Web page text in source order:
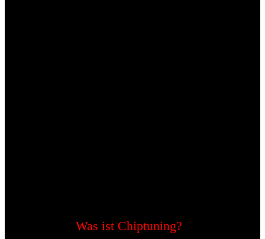
Was ist Chiptuning?